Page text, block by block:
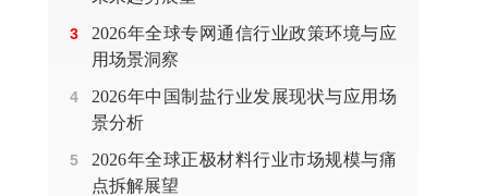
3
2026年全球专网通信行业政策环境与应
用场景洞察
4
2026年中国制盐行业发展现状与应用场
景分析
5
2026年全球正极材料行业市场规模与痛
点拆解展望